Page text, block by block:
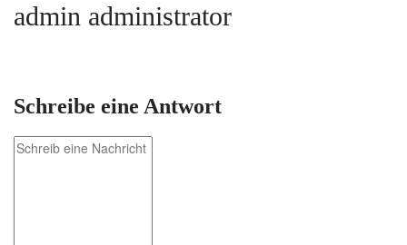
admin administrator
Schreibe eine Antwort